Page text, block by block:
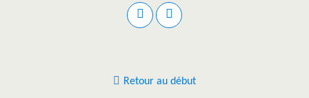
Retour au début